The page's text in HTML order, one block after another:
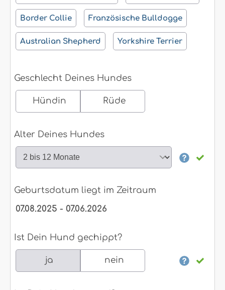
Border Collie Französische Bulldogge
Australian Shepherd Yorkshire Terrier
Geschlecht Deines Hundes
Hündin Rüde
Alter Deines Hundes
Geburtsdatum liegt im Zeitraum
07.08.2025 - 07.06.2026
Ist Dein Hund gechippt?
ja nein